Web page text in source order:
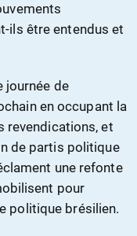
ils être entendus et
journée de
en occupant la
revendications, et
de partis politique
une refonte
pour
politique brésilien.